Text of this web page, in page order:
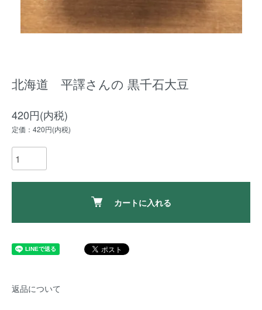
北海道 平譯さんの 黒千石大豆
420円(内税)
定価：420円(内税)
カートに入れる
返品について